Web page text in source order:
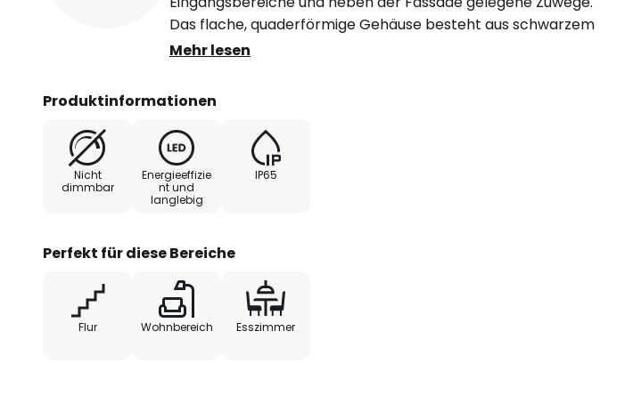
Das flache, quaderförmige Gehäuse besteht aus schwarzem
Aluminium, die Abdeckung der vor äußeren Einflüssen geschützt
- Schutzart: IP65
Mehr lesen
Produktinformationen
Nicht
dimmbar
Energieeffizie
nt und
langlebig
IP65
Perfekt für diese Bereiche
Flur Wohnbereich Esszimmer